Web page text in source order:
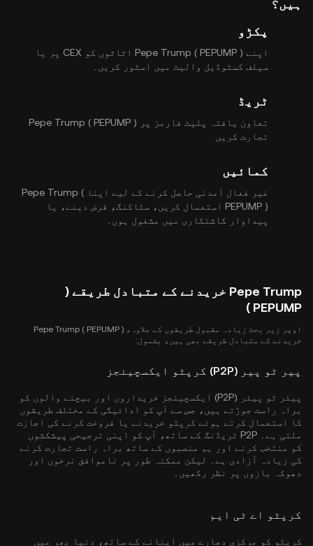
ہیں؟
پکڑو
اپنے Pepe Trump ( PEPUMP ) اثاثوں کو CEX پر یا
سیلف کسٹوڈیل والیٹ میں اسٹور کریں۔
ٹریڈ
تعاون یافتہ پلیٹ فارمز پر Pepe Trump ( PEPUMP )
تجارت کریں
کمائیں
غیر فعال آمدنی حاصل کرنے کے لیے اپنا Pepe Trump (
PEPUMP ) استعمال کریں، سٹاکنگ، قرض دینے، یا
پیداوار کاشتکاری میں مشغول ہوں۔
Pepe Trump خریدنے کے متبادل طریقے (
PEPUMP )
اوپر زیر بحث زیادہ مقبول طریقوں کے علاوہ، Pepe Trump ( PEPUMP )
خریدنے کے متبادل طریقے بھی ہیں، بشمول:
پیر ٹو پیر (P2P) کرپٹو ایکسچینجز
پیئر ٹو پیئر (P2P) ایکسچینجز خریداروں اور بیچنے والوں کو
براہ راست جوڑتے ہیں، جس سے آپ کو ادائیگی کے مختلف طریقوں
کا استعمال کرتے ہوئے کرپٹو خریدنے یا فروخت کرنے کی اجازت
ملتی ہے۔ P2P ٹریڈنگ کے ساتھ، آپ کو اپنی ترجیحی پیشکشوں
کو منتخب کرنے اور ہم منصبوں کے ساتھ براہ راست تجارت کرنے
کی زیادہ آزادی ہے۔ لیکن ممکنہ طور پر ناموافق نرخوں اور
دھوکہ بازوں پر نظر رکھیں۔
کرپٹو اے ٹی ایم
کرپٹو کو مرکزی دھارے میں اپنانے کے ساتھ، دنیا بھر میں